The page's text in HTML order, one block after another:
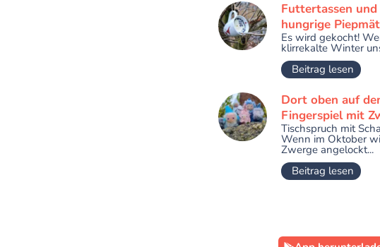
Futtertassen
hungrige
Es wird gekocht!
klirrekalte Winter
Beitrag lesen
Dort oben auf
Fingerspiel mit
Tischspruch mit
Wenn im Oktober
Zwerge angelockt...
Beitrag lesen